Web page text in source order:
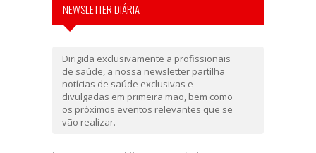
NEWSLETTER DIÁRIA
Dirigida exclusivamente a profissionais
de saúde, a nossa newsletter partilha
notícias de saúde exclusivas e
divulgadas em primeira mão, bem como
os próximos eventos relevantes que se
vão realizar.